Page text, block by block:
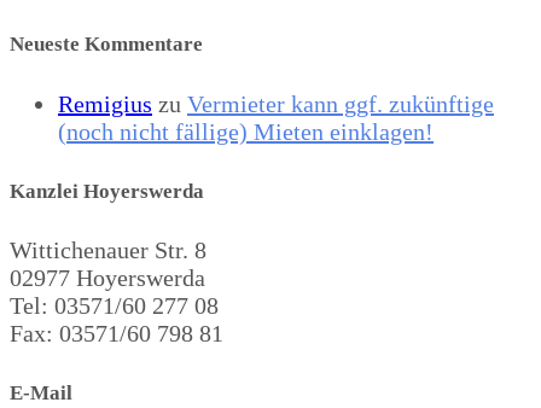
Neueste Kommentare
Remigius zu Vermieter kann ggf. zukünftige
(noch nicht fällige) Mieten einklagen!
Kanzlei Hoyerswerda
Wittichenauer Str. 8
02977 Hoyerswerda
Tel: 03571/60 277 08
Fax: 03571/60 798 81
E-Mail